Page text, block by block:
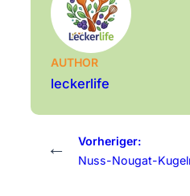
AUTHOR
leckerlife
←
Vorheriger:
Nuss-Nougat-